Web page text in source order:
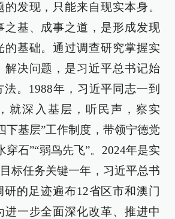
发现，只能来自现实本身。
之基、成事之道，是形成发现
的基础。通过调查研究掌握实
解决问题，是习近平总书记始
。1988年，习近平同志一到
就深入基层，听民声，察实
下基层”工作制度，带领宁德党
穿石”“弱鸟先飞”。2024年是实
标任务关键一年，习近平总书
研的足迹遍布12省区市和澳门
进一步全面深化改革、推进中